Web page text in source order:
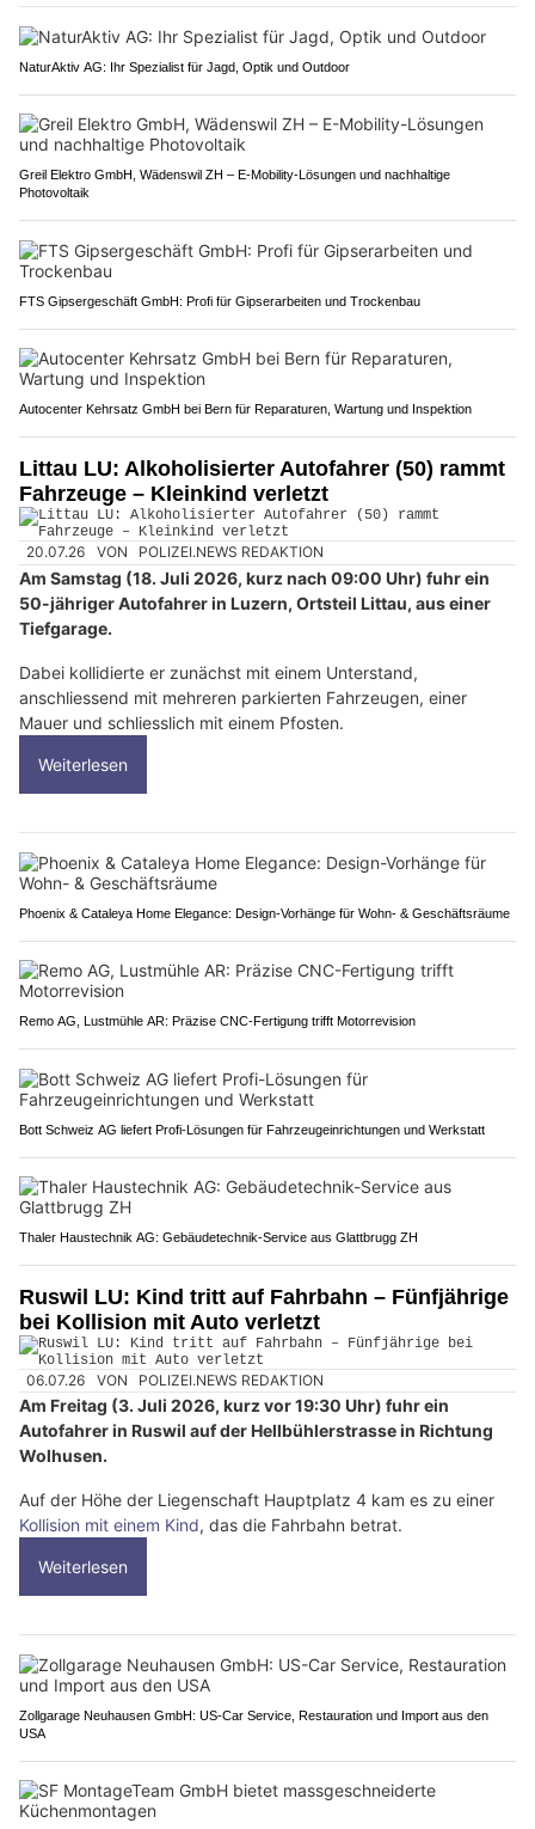
NaturAktiv AG: Ihr Spezialist für Jagd, Optik und Outdoor
Greil Elektro GmbH, Wädenswil ZH – E-Mobility-Lösungen und nachhaltige
Photovoltaik
FTS Gipsergeschäft GmbH: Profi für Gipserarbeiten und Trockenbau
Autocenter Kehrsatz GmbH bei Bern für Reparaturen, Wartung und Inspektion
Littau LU: Alkoholisierter Autofahrer (50) rammt
Fahrzeuge – Kleinkind verletzt
20.07.26 VON POLIZEI.NEWS REDAKTION
Am Samstag (18. Juli 2026, kurz nach 09:00 Uhr) fuhr ein
50-jähriger Autofahrer in Luzern, Ortsteil Littau, aus einer
Tiefgarage.
Dabei kollidierte er zunächst mit einem Unterstand,
anschliessend mit mehreren parkierten Fahrzeugen, einer
Mauer und schliesslich mit einem Pfosten.
Weiterlesen
Phoenix & Cataleya Home Elegance: Design-Vorhänge für Wohn- & Geschäftsräume
Remo AG, Lustmühle AR: Präzise CNC-Fertigung trifft Motorrevision
Bott Schweiz AG liefert Profi-Lösungen für Fahrzeugeinrichtungen und Werkstatt
Thaler Haustechnik AG: Gebäudetechnik-Service aus Glattbrugg ZH
Ruswil LU: Kind tritt auf Fahrbahn – Fünfjährige
bei Kollision mit Auto verletzt
06.07.26 VON POLIZEI.NEWS REDAKTION
Am Freitag (3. Juli 2026, kurz vor 19:30 Uhr) fuhr ein
Autofahrer in Ruswil auf der Hellbühlerstrasse in Richtung
Wolhusen.
Auf der Höhe der Liegenschaft Hauptplatz 4 kam es zu einer
Kollision mit einem Kind, das die Fahrbahn betrat.
Weiterlesen
Zollgarage Neuhausen GmbH: US-Car Service, Restauration und Import aus den
USA